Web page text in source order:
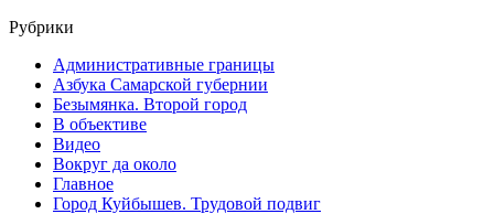
Рубрики
Административные границы
Азбука Самарской губернии
Безымянка. Второй город
В объективе
Видео
Вокруг да около
Главное
Город Куйбышев. Трудовой подвиг